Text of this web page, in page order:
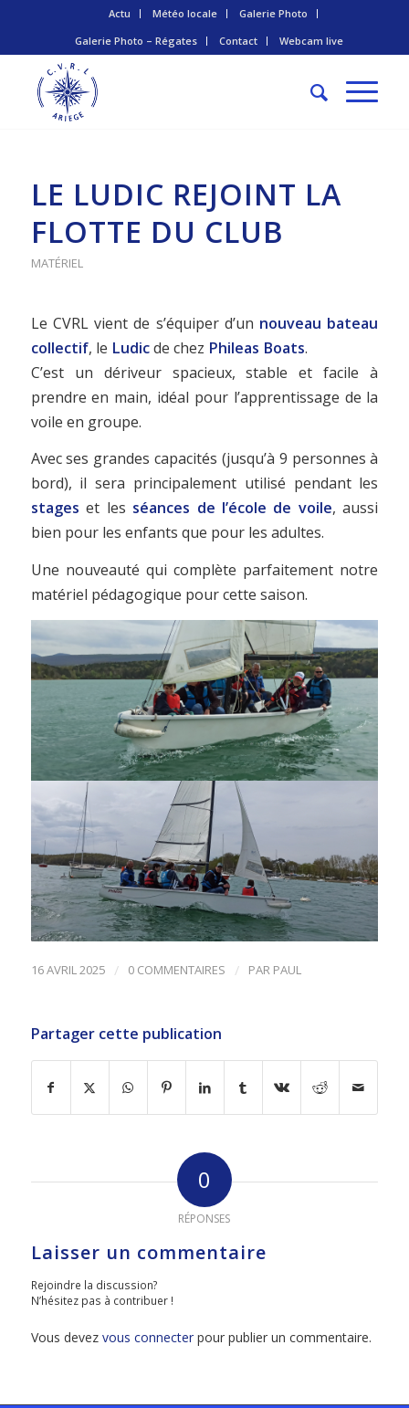
Actu Météo locale
Galerie Photo
Galerie Photo – Régates
Contact Webcam live
LE LUDIC REJOINT LA
FLOTTE DU CLUB
MATÉRIEL
Le CVRL vient de s’équiper d’un nouveau bateau
collectif, le Ludicde chez Phileas Boats.
C’est un dériveur spacieux, stable et facile à
prendre en main, idéal pour l’apprentissage de la
voile en groupe.
Avec ses grandes capacités (jusqu’à 9 personnes à
bord), il sera principalement utilisé pendant les
stages et les séances de l’école de voile, aussi
bien pour les enfants que pour les adultes.
Une nouveauté qui complète parfaitement notre
matériel pédagogique pour cette saison.
16 AVRIL 2025 / 0 COMMENTAIRES / PAR PAUL
Partager cette publication
0
RÉPONSES
Laisser un commentaire
Rejoindre la discussion?
N’hésitez pas à contribuer !
Vous devez vous connecterpour publier un commentaire.